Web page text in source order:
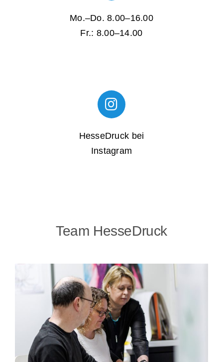
Mo.–Do. 8.00–16.00
Fr.: 8.00–14.00
HesseDruck bei
Instagram
Team HesseDruck